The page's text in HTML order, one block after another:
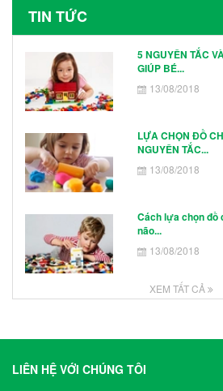
TIN TỨC
5 NGUYÊN TẮC
GIÚP BÉ...
13/08/2018
LỰA CHỌN ĐỒ
NGUYÊN TẮC...
13/08/2018
Cách lựa chọn đồ
não...
13/08/2018
XEM TẤT CẢ
LIÊN HỆ VỚI CHÚNG TÔI